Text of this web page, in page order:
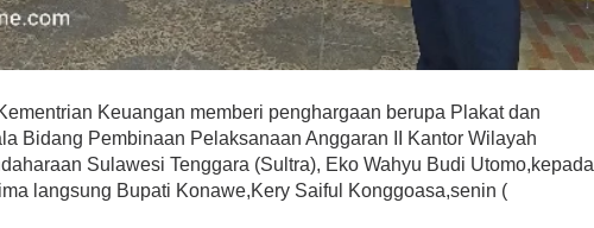
Keuangan memberi penghargaan berupa Plakat dan
Bidang Pembinaan Pelaksanaan Anggaran II Kantor Wilayah
Sulawesi Tenggara (Sultra), Eko Wahyu Budi Utomo,kepada
langsung Bupati Konawe,Kery Saiful Konggoasa,senin (